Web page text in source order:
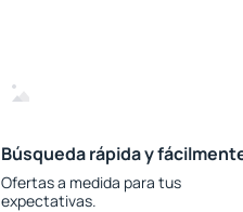
Búsqueda rápida y
Ofertas a medida para tus
expectativas.